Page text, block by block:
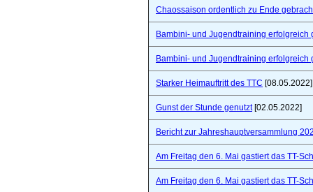
Chaossaison ordentlich zu Ende
Bambini- und Jugendtraining erfolgreich
Bambini- und Jugendtraining erfolgreich
Starker Heimauftritt des TTC [08.05.2022]
Gunst der Stunde genutzt[02.05.2022]
Bericht zur Jahreshauptversammlung
Am Freitag den 6. Mai gastiert das TT-
Am Freitag den 6. Mai gastiert das TT-